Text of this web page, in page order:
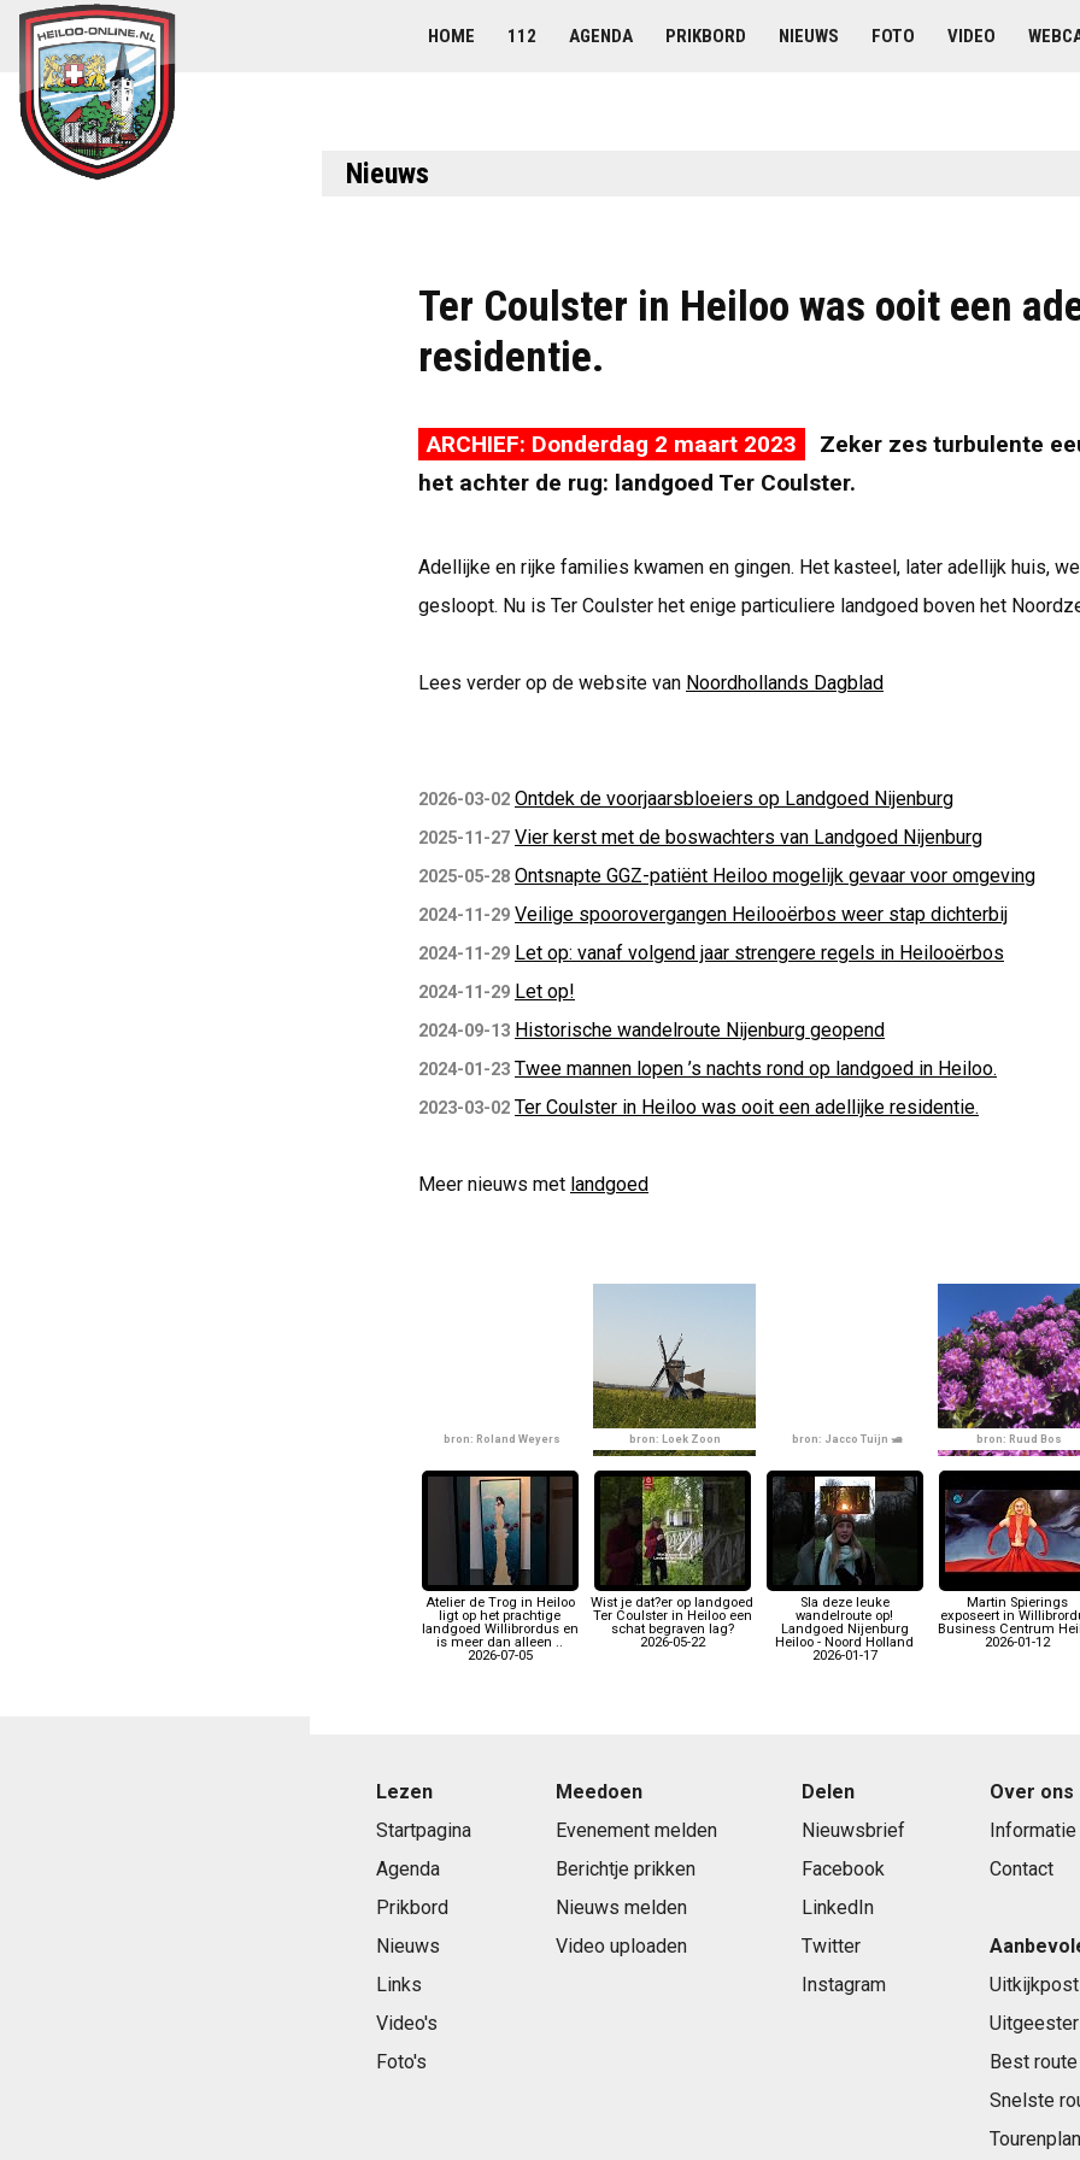
HOME 112 AGENDA PRIKBORD NIEUWS FOTO VIDEO
Nieuws
Ter Coulster in Heiloo was ooit een
residentie.
ARCHIEF: Donderdag 2 maart 2023
Zeker zes turbulente
het achter de rug: landgoed Ter Coulster.
Adellijke en rijke families kwamen en gingen. Het kasteel, later adellijk huis,
gesloopt. Nu is Ter Coulster het enige particuliere landgoed boven het
Lees verder op de website van Noordhollands Dagblad
2026-03-02 Ontdek de voorjaarsbloeiers op Landgoed Nijenburg
2025-11-27 Vier kerst met de boswachters van Landgoed Nijenburg
2025-05-28 Ontsnapte GGZ-patiënt Heiloo mogelijk gevaar voor omgeving
2024-11-29 Veilige spoorovergangen Heilooërbos weer stap dichterbij
2024-11-29 Let op: vanaf volgend jaar strengere regels in Heilooërbos
2024-11-29 Let op!
2024-09-13 Historische wandelroute Nijenburg geopend
2024-01-23 Twee mannen lopen ’s nachts rond op landgoed in Heiloo.
2023-03-02 Ter Coulster in Heiloo was ooit een adellijke residentie.
Meer nieuws met landgoed
bron: Roland Weyers bron: Loek Zoon bron: Jacco Tuijn 🛥 bron: Ruud Bos
Atelier de Trog in Heiloo
ligt op het prachtige
landgoed Willibrordus en
is meer dan alleen ..
2026-07-05
Wist je dat?er op landgoed
Ter Coulster in Heiloo een
schat begraven lag?
2026-05-22
Sla deze leuke
wandelroute op!
Landgoed Nijenburg
Heiloo - Noord Holland
2026-01-17
Martin Spierings
exposeert in
Business Centrum
2026-01-12
Lezen
Startpagina
Agenda
Prikbord
Nieuws
Links
Video's
Foto's
Meedoen
Evenement melden
Berichtje prikken
Nieuws melden
Video uploaden
Delen
Nieuwsbrief
Facebook
LinkedIn
Twitter
Instagram
Over ons
Informatie
Contact
Uitkijkpost
Uitgeester
Best
Snelste